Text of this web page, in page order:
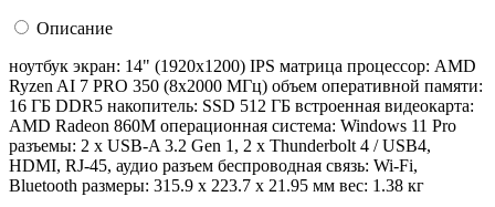
Описание
ноутбук экран: 14" (1920x1200) IPS матрица процессор: AMD
Ryzen AI 7 PRO 350 (8x2000 МГц) объем оперативной памяти:
16 ГБ DDR5 накопитель: SSD 512 ГБ встроенная видеокарта:
AMD Radeon 860M операционная система: Windows 11 Pro
разъемы: 2 x USB-A 3.2 Gen 1, 2 x Thunderbolt 4 / USB4,
HDMI, RJ-45, аудио разъем беспроводная связь: Wi-Fi,
Bluetooth размеры: 315.9 x 223.7 x 21.95 мм вес: 1.38 кг